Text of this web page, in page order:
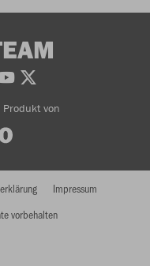
Produkt von
vorbehalten
Impressum